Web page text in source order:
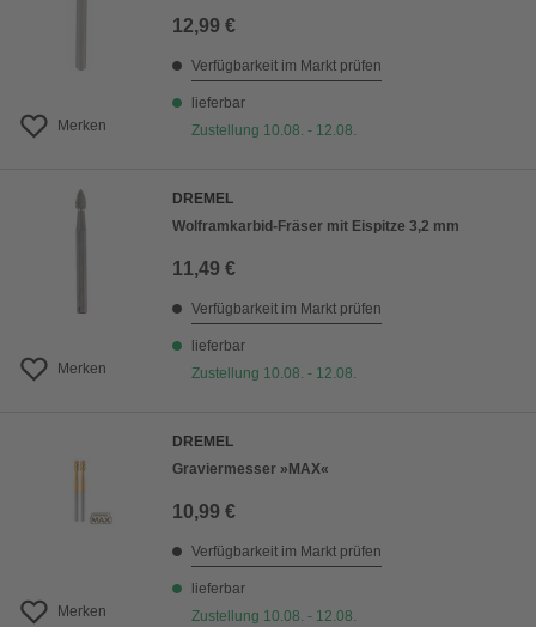
Merken
12,99 €
Verfügbarkeit im Markt prüfen
lieferbar
Zustellung 10.08. - 12.08.
Merken
DREMEL
Wolframkarbid-Fräser mit Eispitze 3,2 mm
11,49 €
Verfügbarkeit im Markt prüfen
lieferbar
Zustellung 10.08. - 12.08.
Merken
DREMEL
Graviermesser »MAX«
10,99 €
Verfügbarkeit im Markt prüfen
lieferbar
Zustellung 10.08. - 12.08.